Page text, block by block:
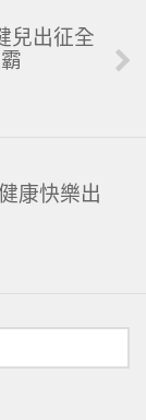
出征全
康快樂出